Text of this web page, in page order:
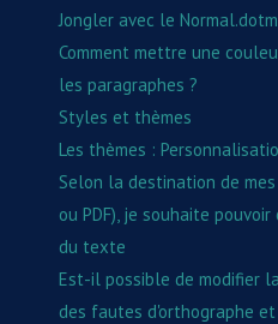
Jongler avec le
Comment mettre une
les paragraphes ?
Styles et thèmes
Les thèmes :
Selon la destination de
ou PDF), je souhaite
du texte
Est-il possible de modifier
des fautes d'orthographe et